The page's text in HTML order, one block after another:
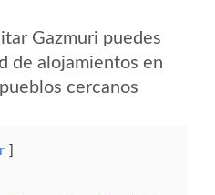
Gazmuri puedes
de alojamientos en
cercanos